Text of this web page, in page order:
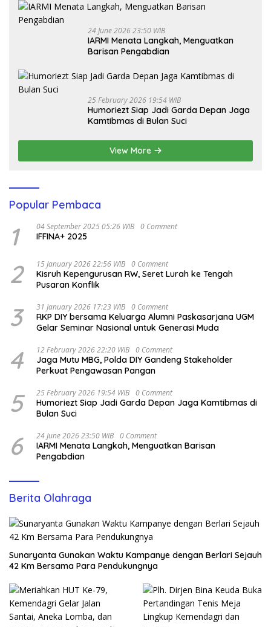
24 June 2026 23:50 WIB
IARMI Menata Langkah, Menguatkan
Barisan Pengabdian
25 February 2026 19:54 WIB
Humoriezt Siap Jadi Garda Depan Jaga
Kamtibmas di Bulan Suci
View More
Popular Pembaca
1 04 September 2025 05:26 WIB 0 Comment
IFFINA+ 2025
2 15 January 2026 22:56 WIB 0 Comment
Kisruh Kepengurusan RW, Seret Lurah ke Tengah
Pusaran Konflik
3 31 January 2026 17:23 WIB 0 Comment
RKP DIY bersama Keluarga Alumni Paskasarjana UGM
Gelar Seminar Nasional untuk Generasi Muda
4 12 February 2026 22:20 WIB 0 Comment
Jaga Mutu MBG, Polda DIY Gandeng Stakeholder
Perkuat Pengawasan Pangan
5 25 February 2026 19:54 WIB 0 Comment
Humoriezt Siap Jadi Garda Depan Jaga Kamtibmas di
Bulan Suci
6 24 June 2026 23:50 WIB 0 Comment
IARMI Menata Langkah, Menguatkan Barisan
Pengabdian
Berita Olahraga
Sunaryanta Gunakan Waktu Kampanye dengan Berlari Sejauh
42 Km Bersama Para Pendukungnya